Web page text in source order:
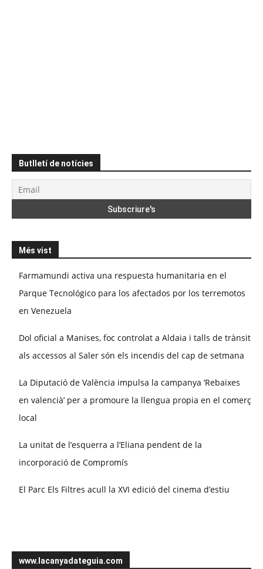
Butlletí de notícies
Més vist
Farmamundi activa una respuesta humanitaria en el
Parque Tecnológico para los afectados por los terremotos
en Venezuela
Dol oficial a Manises, foc controlat a Aldaia i talls de trànsit
als accessos al Saler són els incendis del cap de setmana
La Diputació de València impulsa la campanya ‘Rebaixes
en valencià’ per a promoure la llengua propia en el comerç
local
La unitat de l’esquerra a l’Eliana pendent de la
incorporació de Compromís
El Parc Els Filtres acull la XVI edició del cinema d’estiu
www.lacanyadateguia.com